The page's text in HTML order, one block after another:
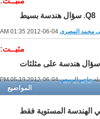
Q8. سؤال هندسة بسيط
محمد المصرى 01:35 AM
مثبــت:
حاجم الربيعي04-06-2012
05:19 PM
المواضيع
الهندسة المستوية فقط